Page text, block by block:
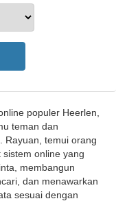
populer Heerlen,
teman dan
Rayuan, temui orang
online yang
membangun
dan menawarkan
sesuai dengan